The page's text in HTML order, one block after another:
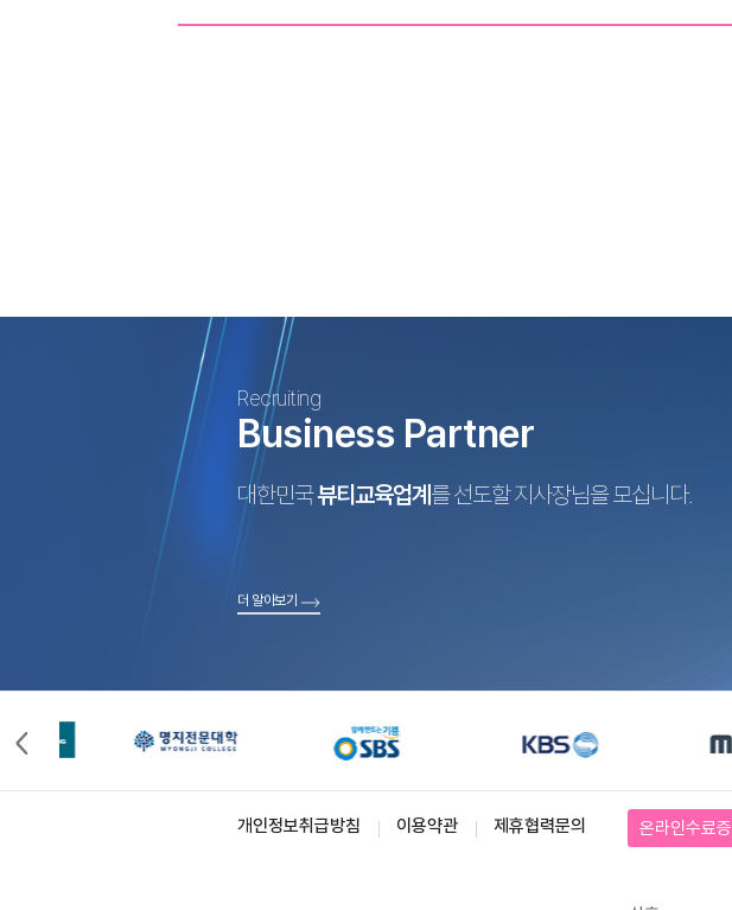
Recruiting
Business Partner
대한민국뷰티교육업계 를 선도할 지사장님을 모십니다.
더 알아보기
개인정보취급방침 이용약관 제휴협력문의 온라인수료증